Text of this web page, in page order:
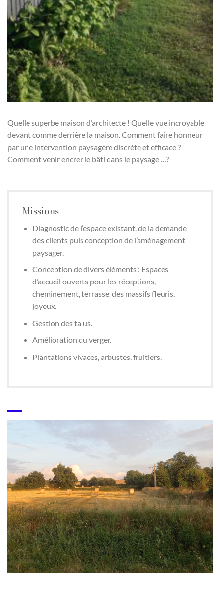
Quelle superbe maison d’architecte ! Quelle vue incroyable
devant comme derrière la maison. Comment faire honneur
par une intervention paysagère discrète et efficace ?
Comment venir encrer le bâti dans le paysage …?
Missions
Diagnostic de l’espace existant, de la demande
des clients puis conception de l’aménagement
paysager.
Conception de divers éléments : Espaces
d’accueil ouverts pour les réceptions,
cheminement, terrasse, des massifs fleuris,
joyeux.
Gestion des talus.
Amélioration du verger.
Plantations vivaces, arbustes, fruitiers.